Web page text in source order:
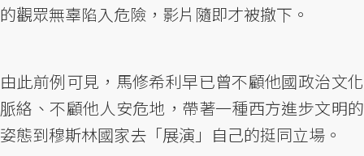
的觀眾無辜陷入危險，影片隨即才被撤下。
由此前例可見，馬修希利早已曾不顧他國政治文化
脈絡、不顧他人安危地，帶著一種西方進步文明的
姿態到穆斯林國家去「展演」自己的挺同立場。